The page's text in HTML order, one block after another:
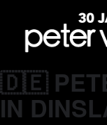
🇩🇪
IN